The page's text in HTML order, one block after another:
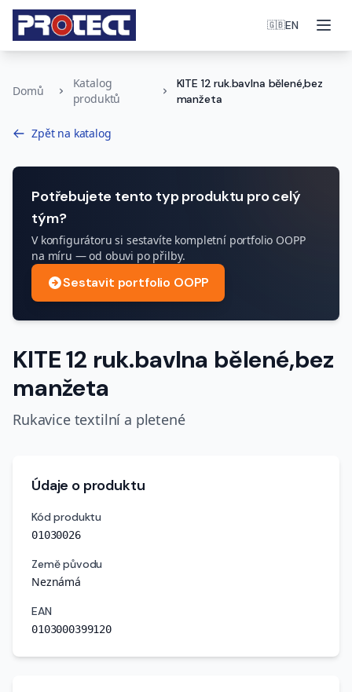
🇬🇧EN
Domů
Katalog
produktů
KITE 12 ruk.bavlna bělené,bez
manžeta
Zpět na katalog
Potřebujete tento typ produktu pro celý
tým?
V konfigurátoru si sestavíte kompletní portfolio OOPP
na míru — od obuvi po přilby.
Sestavit portfolio OOPP
KITE 12 ruk.bavlna bělené,bez
manžeta
Rukavice textilní a pletené
Údaje o produktu
Kód produktu
01030026
Země původu
Neznámá
EAN
0103000399120